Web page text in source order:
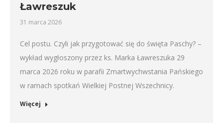
Ławreszuk
31 marca 2026
Cel postu. Czyli jak przygotować się do święta Paschy? –
wykład wygłoszony przez ks. Marka Ławreszuka 29
marca 2026 roku w parafii Zmartwychwstania Pańskiego
w ramach spotkań Wielkiej Postnej Wszechnicy.
Więcej